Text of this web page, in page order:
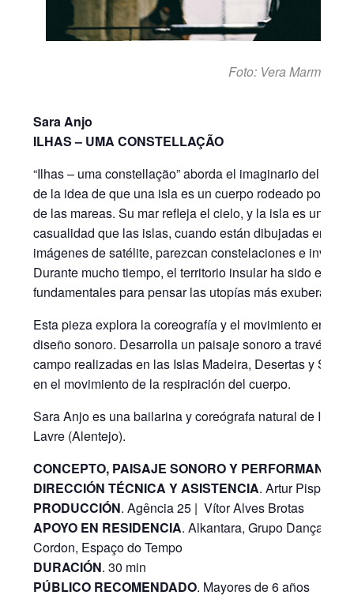
Foto: Vera Marmelo
Sara Anjo
ILHAS – UMA CONSTELLAÇÃO
“Ilhas – uma constellação” aborda el imaginario del
de la idea de que una isla es un cuerpo rodeado por el
de las mareas. Su mar refleja el cielo, y la isla es una
casualidad que las islas, cuando están dibujadas en
imágenes de satélite, parezcan constelaciones e inviten
Durante mucho tiempo, el territorio insular ha sido
fundamentales para pensar las utopías más
Esta pieza explora la coreografía y el movimiento en
diseño sonoro. Desarrolla un paisaje sonoro a través de
campo realizadas en las Islas Madeira, Desertas y
​​en el movimiento de la respiración del cuerpo.
Sara Anjo es una bailarina y coreógrafa natural de Isla
Lavre (Alentejo).
CONCEPTO, PAISAJE SONORO Y PERFORMANCE
DIRECCIÓN TÉCNICA Y ASISTENCIA. Artur Pispalhas
PRODUCCIÓN. Agência 25 | Vítor Alves Brotas
APOYO EN RESIDENCIA. Alkantara, Grupo
Cordon, Espaço do Tempo
DURACIÓN. 30 min
PÚBLICO RECOMENDADO. Mayores de 6 años